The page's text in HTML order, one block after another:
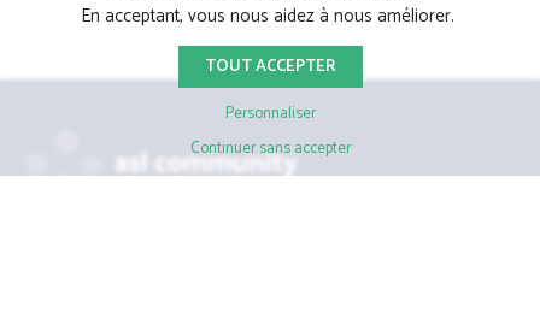
En acceptant, vous nous aidez à nous améliorer.
TOUT ACCEPTER
Personnaliser
Continuer sans accepter